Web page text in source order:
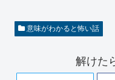
意味がわかると怖い話
解けた